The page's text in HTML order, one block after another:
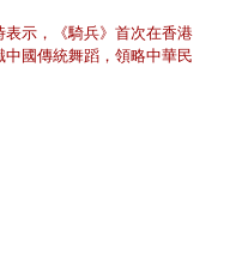
示，《騎兵》首次在香港
國傳統舞蹈，領略中華民